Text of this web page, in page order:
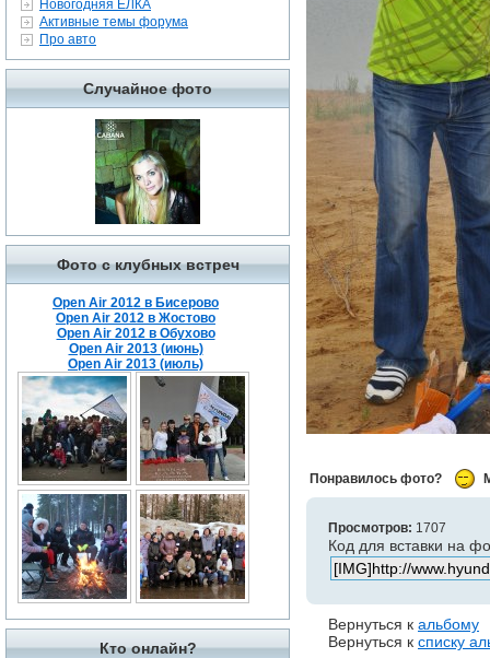
Новогодняя ЁЛКА
Активные темы форума
Про авто
Случайное фото
Фото с клубных встреч
Open Air 2012 в Бисерово
Open Air 2012 в Жостово
Open Air 2012 в Обухово
Open Air 2013 (июнь)
Open Air 2013 (июль)
Кто онлайн?
Понравилось фото?
Просмотров: 1707
Код для вставки на
Вернуться к альбому
Вернуться к списку